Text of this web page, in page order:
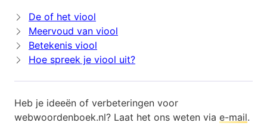
De of het viool
Meervoud van viool
Betekenis viool
Hoe spreek je viool uit?
Heb je ideeën of verbeteringen voor
webwoordenboek.nl? Laat het ons weten via e-mail.